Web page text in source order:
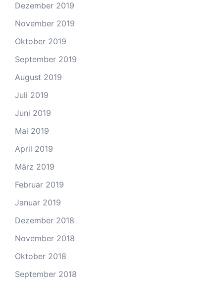
Dezember 2019
November 2019
Oktober 2019
September 2019
August 2019
Juli 2019
Juni 2019
Mai 2019
April 2019
März 2019
Februar 2019
Januar 2019
Dezember 2018
November 2018
Oktober 2018
September 2018